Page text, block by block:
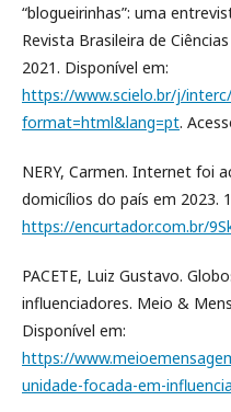
“blogueirinhas”: uma
Revista Brasileira de
2021. Disponível em:
https://www.scielo.br/j/
format=html&lang=pt.
NERY, Carmen. Internet foi
domicílios do país em 2023.
https://encurtador.com.br/
PACETE, Luiz Gustavo.
influenciadores. Meio &
Disponível em:
https://
unidade-focada-em-